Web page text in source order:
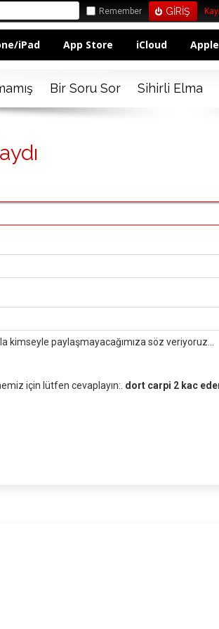
Remember
iPad App Store iCloud
Bir Soru Sor Sihirli Elma
paylaşmayacağımıza söz veriyoruz...
için lütfen cevaplayın:. dort carpi 2 kac